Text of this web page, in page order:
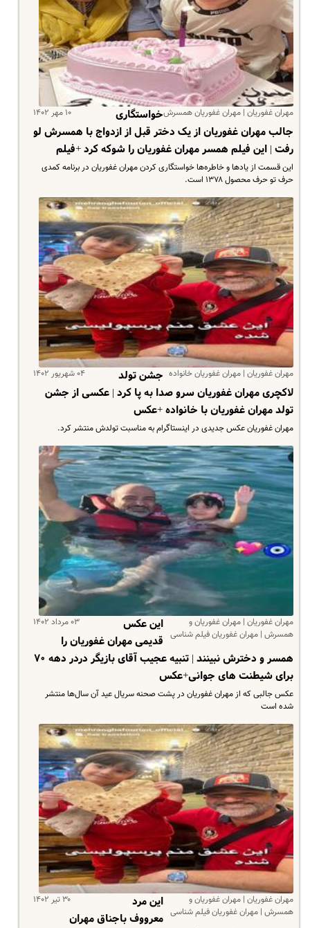
مهران غفوریان | مهران غفوریان همسرش ۱۰ مهر ۱۴۰۲
خواستگاری
جالب مهران غفوریان از یک دختر قبل از ازدواج با همسرش لو
رفت | این فیلم همسر مهران غفوریان را شوکه کرد +فیلم
این قسمت از یادها و خاطره‌ها خواستگاری کردن مهران غفوریان در برنامه کمدی
حرف تو حرف محصول ۱۳۷۸ است.
مهران غفوریان | مهران غفوریان خانواده ۰۴ شهریور ۱۴۰۲
جشن تولد
لاکچری مهران غفوریان سرو صدا به پا کرد | عکسی از جشن
تولد مهران غفوریان با خانواده +عکس
مهران غفوریان عکس جدیدی در اینستاگرام به مناسبت تولدش منتشر کرد.
مهران غفوریان | مهران غفوریان و
همسرش | مهران غفوریان فیلم شناسی
۰۳ مرداد ۱۴۰۲
این عکس
قدیمی مهران غفوریان را
همسر و دخترش نبینند | تنبیه عجیب آقای بازیگر دردر دهه ۷۰
برای شیطنت های جوانی+عکس
عکس جالبی که از مهران غفوریان در پشت صحنه سریال عید آن سال‌ها منتشر
شده است
مهران غفوریان | مهران غفوریان و
همسرش | مهران غفوریان فیلم شناسی
۳۰ تیر ۱۴۰۲
این مرد
معرووف باجناق مهران